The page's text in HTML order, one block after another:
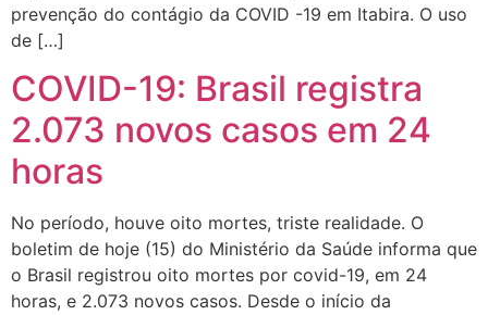
prevenção do contágio da COVID -19 em Itabira. O uso
de […]
COVID-19: Brasil registra
2.073 novos casos em 24
horas
No período, houve oito mortes, triste realidade. O
boletim de hoje (15) do Ministério da Saúde informa que
o Brasil registrou oito mortes por covid-19, em 24
horas, e 2.073 novos casos. Desde o início da